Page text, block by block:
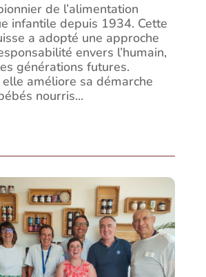
de l’alimentation
infantile depuis 1934. Cette
a adopté une approche
envers l’humain,
générations futures.
elle améliore sa démarche
nourris...